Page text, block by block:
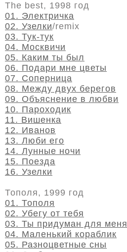
The best, 1998 год
01. Электричка
02. Узелки/remix
03. Тук-тук
04. Москвичи
05. Каким ты был
06. Подари мне цветы
07. Соперница
08. Между двух берегов
09. Объяснение в любви
10. Пароходик
11. Вишенка
12. Иванов
13. Люби его
14. Лунные ночи
15. Поезда
16. Узелки
Тополя, 1999 год
01. Тополя
02. Убегу от тебя
03. Ты придуман для меня
04. Маленький кораблик
05. Разноцветные сны